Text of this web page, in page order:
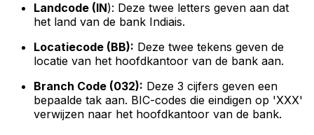
Landcode (IN): Deze twee letters geven aan dat
het land van de bank Indiais.
Locatiecode (BB): Deze twee tekens geven de
locatie van het hoofdkantoor van de bank aan.
Branch Code (032): Deze 3 cijfers geven een
bepaalde tak aan. BIC-codes die eindigen op 'XXX'
verwijzen naar het hoofdkantoor van de bank.